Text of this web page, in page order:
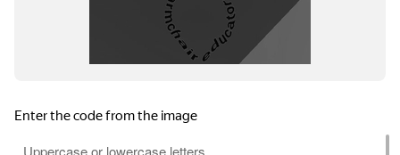
Политика конфиденциальности
Контакты